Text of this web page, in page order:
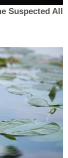
Suspected All